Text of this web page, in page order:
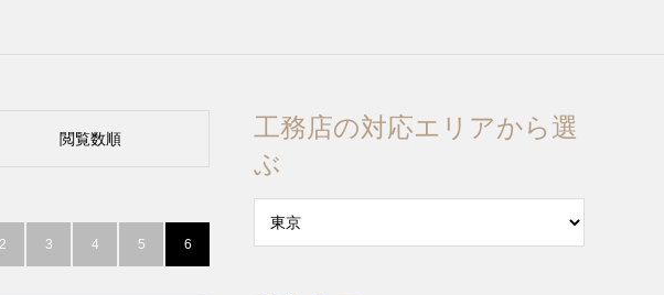
閲覧数順
2 3 4 5 6
工務店の対応エリアから選
ぶ